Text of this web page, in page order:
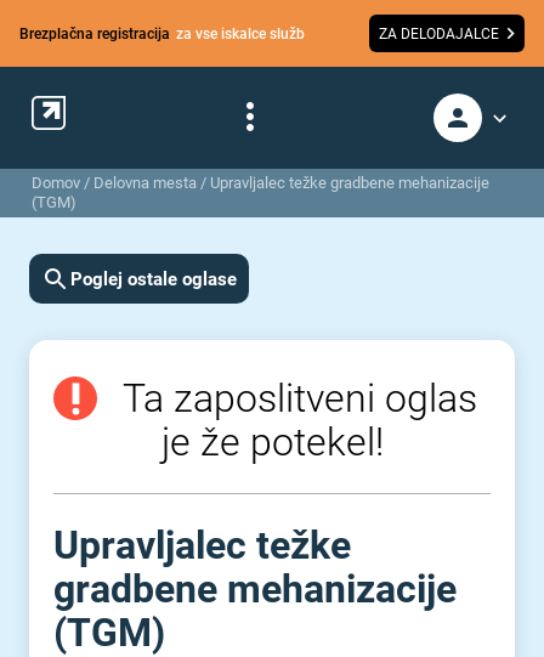
Brezplačna registracija za vse iskalce služb ZA DELODAJALCE
Domov / Delovna mesta / Upravljalec težke gradbene mehanizacije
(TGM)
Poglej ostale oglase
Ta zaposlitveni oglas
je že potekel!
Upravljalec težke
gradbene mehanizacije
(TGM)